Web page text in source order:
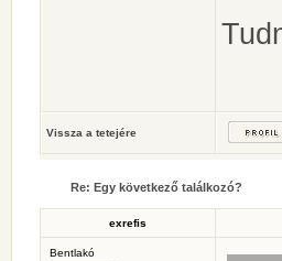
Vissza a tetejére
Re: Egy következő találkozó?
exrefis
Bentlakó